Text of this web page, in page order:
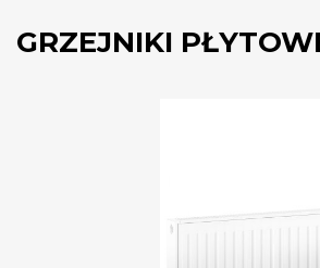
GRZEJNIKI